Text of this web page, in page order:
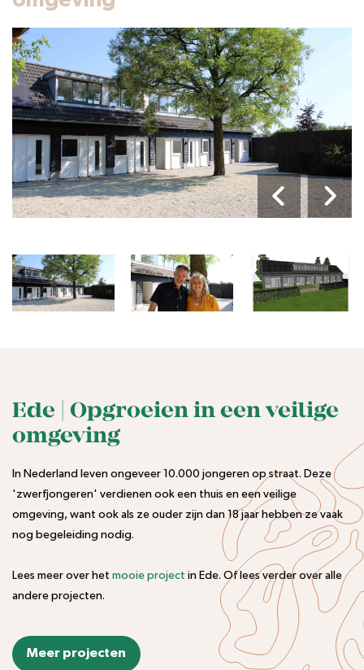
Ede | Opgroeien in een veilige
omgeving
In Nederland leven ongeveer 10.000 jongeren op straat. Deze
'zwerfjongeren' verdienen ook een thuis en een veilige
omgeving, want ook als ze ouder zijn dan 18 jaar hebben ze vaak
nog begeleiding nodig.
Lees meer over het mooie project in Ede. Of lees verder over alle
andere projecten.
Meer projecten